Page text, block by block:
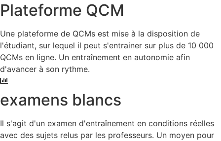
Plateforme QCM
Une plateforme de QCMs est mise à la disposition de
l'étudiant, sur lequel il peut s'entrainer sur plus de 10 000
QCMs en ligne. Un entraînement en autonomie afin
d'avancer à son rythme.
examens blancs
Il s'agit d'un examen d'entraînement en conditions réelles
avec des sujets relus par les professeurs. Un moyen pour